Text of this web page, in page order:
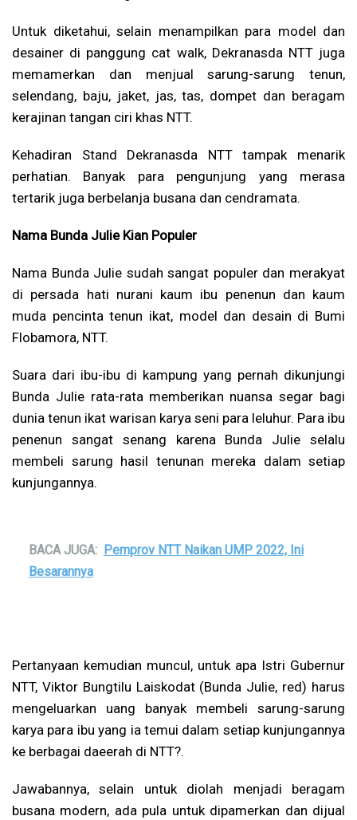
Untuk diketahui, selain menampilkan para model dan
desainer di panggung cat walk, Dekranasda NTT juga
memamerkan dan menjual sarung-sarung tenun,
selendang, baju, jaket, jas, tas, dompet dan beragam
kerajinan tangan ciri khas NTT.
Kehadiran Stand Dekranasda NTT tampak menarik
perhatian. Banyak para pengunjung yang merasa
tertarik juga berbelanja busana dan cendramata.
Nama Bunda Julie Kian Populer
Nama Bunda Julie sudah sangat populer dan merakyat
di persada hati nurani kaum ibu penenun dan kaum
muda pencinta tenun ikat, model dan desain di Bumi
Flobamora, NTT.
Suara dari ibu-ibu di kampung yang pernah dikunjungi
Bunda Julie rata-rata memberikan nuansa segar bagi
dunia tenun ikat warisan karya seni para leluhur. Para ibu
penenun sangat senang karena Bunda Julie selalu
membeli sarung hasil tenunan mereka dalam setiap
kunjungannya.
BACA JUGA: Pemprov NTT Naikan UMP 2022, Ini
Besarannya
Pertanyaan kemudian muncul, untuk apa Istri Gubernur
NTT, Viktor Bungtilu Laiskodat (Bunda Julie, red) harus
mengeluarkan uang banyak membeli sarung-sarung
karya para ibu yang ia temui dalam setiap kunjungannya
ke berbagai daeerah di NTT?.
Jawabannya, selain untuk diolah menjadi beragam
busana modern, ada pula untuk dipamerkan dan dijual